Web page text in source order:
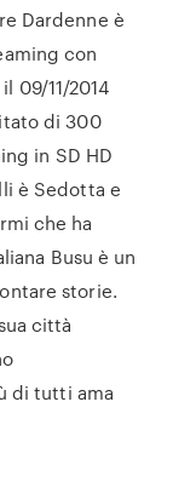
Dardenne è
con
09/11/2014
di 300
in SD HD
è Sedotta e
che ha
Busu è un
storie.
città
di tutti ama